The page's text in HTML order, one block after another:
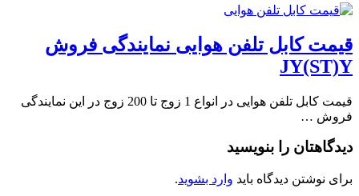
قیمت کابل تلفن هوایی نمایندگی فروش
JY(ST)Y
قیمت کابل تلفن هوایی در انواع 1 زوج تا 200 زوج در این نمایندگی
فروش …
دیدگاهتان را بنویسید
برای نوشتن دیدگاه باید وارد بشوید.